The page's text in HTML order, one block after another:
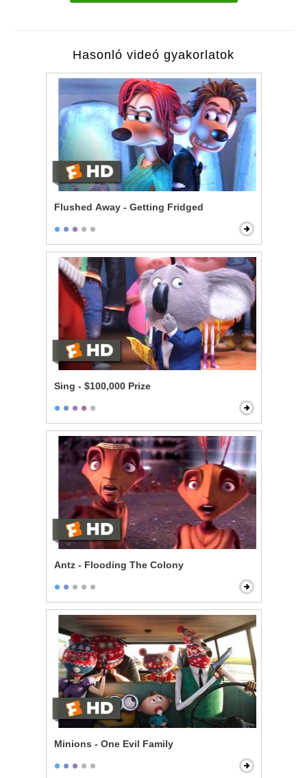
Hasonló videó gyakorlatok
Flushed Away - Getting Fridged
Sing - $100,000 Prize
Antz - Flooding The Colony
Minions - One Evil Family